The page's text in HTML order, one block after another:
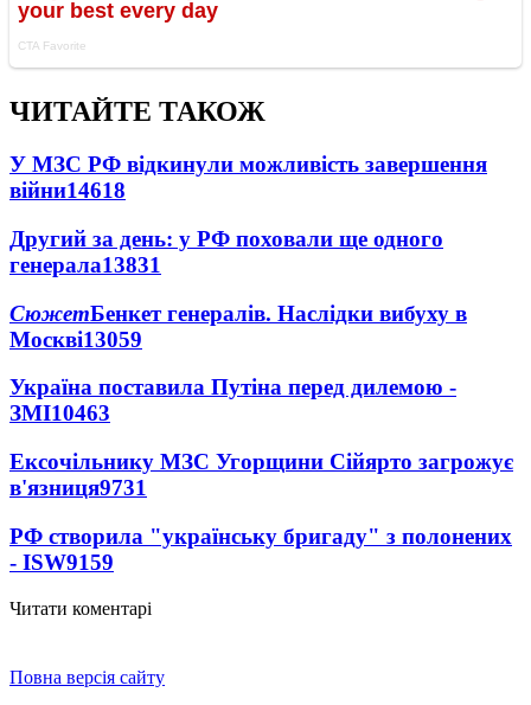
ЧИТАЙТЕ ТАКОЖ
У МЗС РФ відкинули можливість завершення
війни14618
Другий за день: у РФ поховали ще одного
генерала13831
СюжетБенкет генералів. Наслідки вибуху в
Москві13059
Україна поставила Путіна перед дилемою -
ЗМІ10463
Ексочільнику МЗС Угорщини Сійярто загрожує
в'язниця9731
РФ створила "українську бригаду" з полонених
- ISW9159
Читати коментарі
Повна версія сайту